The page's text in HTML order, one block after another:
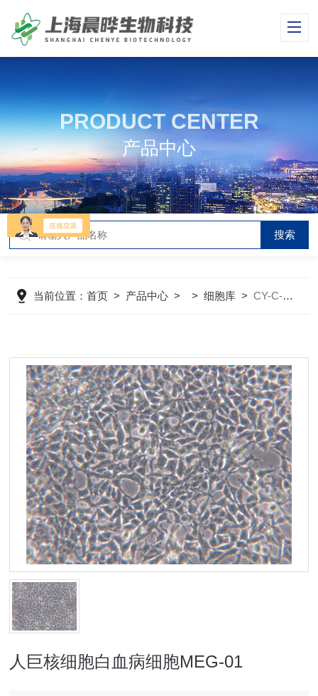
PRODUCT CENTER
产品中心
当前位置：首页 > 产品中心 > >细胞库 >CY-C-H0227人巨核细胞白血病细胞MEG-01
人巨核细胞白血病细胞MEG-01